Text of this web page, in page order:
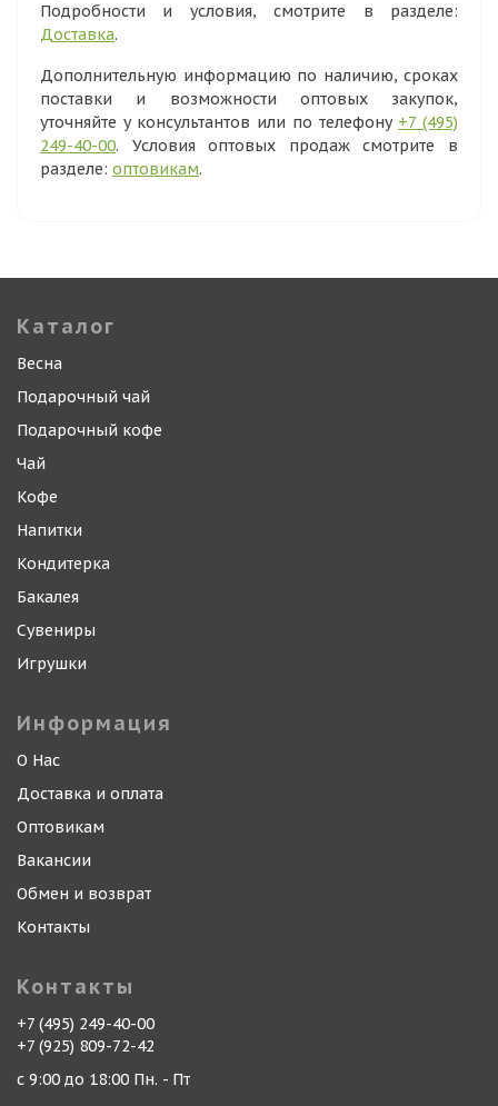
Подробности и условия, смотрите в разделе:
Доставка.
Дополнительную информацию по наличию, сроках
поставки и возможности оптовых закупок,
уточняйте у консультантов или по телефону +7 (495)
249-40-00. Условия оптовых продаж смотрите в
разделе: оптовикам.
Каталог
Весна
Подарочный чай
Подарочный кофе
Чай
Кофе
Напитки
Кондитерка
Бакалея
Сувениры
Игрушки
Информация
О Нас
Доставка и оплата
Оптовикам
Вакансии
Обмен и возврат
Контакты
Контакты
+7 (495) 249-40-00
+7 (925) 809-72-42
с 9:00 до 18:00 Пн. - Пт